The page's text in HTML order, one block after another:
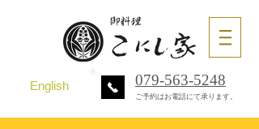
English 079-563-5248
ご予約はお電話にて承ります。